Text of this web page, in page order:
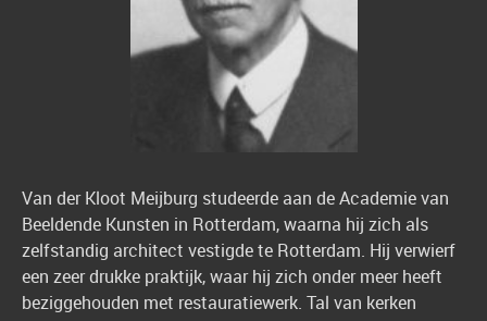
Van der Kloot Meijburg studeerde aan deAcademie van
Beeldende Kunsten in Rotterdam, waarna hij zich als
zelfstandig architect vestigde te Rotterdam. Hij verwierf
een zeer drukke praktijk, waar hij zich onder meer heeft
beziggehouden met restauratiewerk. Tal van kerken